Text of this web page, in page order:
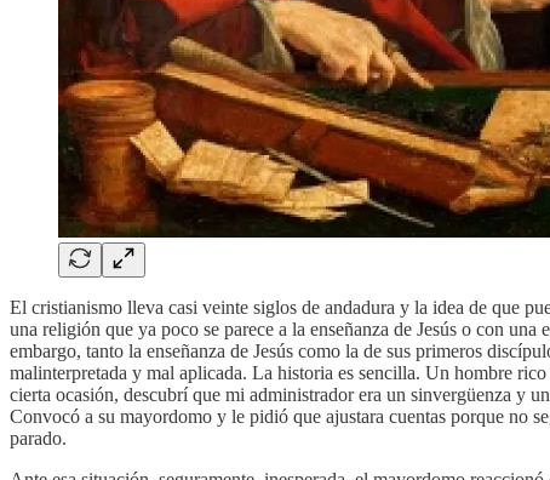
El cristianismo lleva casi veinte siglos de andadura y la idea de que
una religión que ya poco se parece a la enseñanza de Jesús o con
embargo, tanto la enseñanza de Jesús como la de sus primeros
malinterpretada y mal aplicada. La historia es sencilla. Un hombre
cierta ocasión, descubrí que mi administrador era un sinvergüenza y
Convocó a su mayordomo y le pidió que ajustara cuentas porque no
parado.